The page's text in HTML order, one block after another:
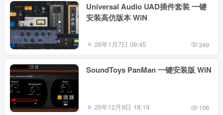
Universal Audio UAD插件套装 一键
安装高仿版本 WiN
26年1月7日 09:45 349
SoundToys PanMan 一键安装版 WiN
25年12月9日 18:19 106